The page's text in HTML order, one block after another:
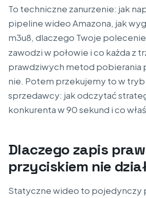
To techniczne zanurzenie: jak
pipeline wideo Amazona, jak
m3u8, dlaczego Twoje polecenie
zawodzi w połowie i co każda z
prawdziwych metod pobierania
nie. Potem przekujemy to w
sprzedawcy: jak odczytać
konkurenta w 90 sekund i co
Dlaczego zapis
przyciskiem nie
Statyczne wideo to pojedynczy